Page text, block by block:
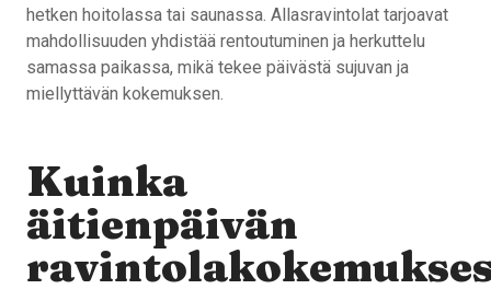
hetken hoitolassa tai saunassa. Allasravintolat tarjoavat
mahdollisuuden yhdistää rentoutuminen ja herkuttelu
samassa paikassa, mikä tekee päivästä sujuvan ja
miellyttävän kokemuksen.
Kuinka
äitienpäivän